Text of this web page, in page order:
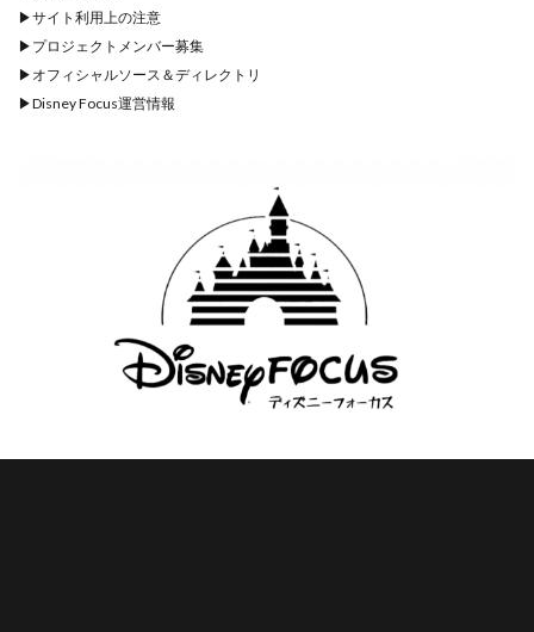
▶︎サイト利用上の注意
▶︎ プロジェクトメンバー募集
▶︎ オフィシャルソース＆ディレクトリ
▶︎Disney Focus運営情報